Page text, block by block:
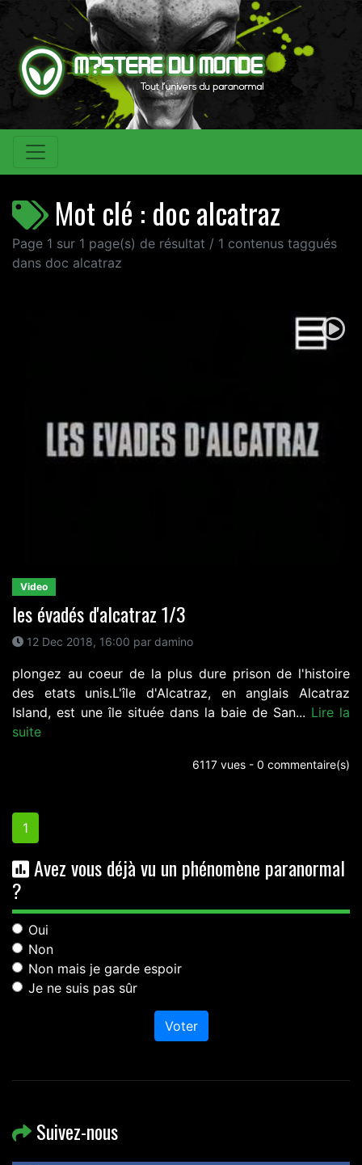
Mot clé : doc alcatraz
Page 1 sur 1 page(s) de résultat / 1 contenus taggués
dans doc alcatraz
Video
les évadés d'alcatraz 1/3
12 Dec 2018, 16:00 par damino
plongez au coeur de la plus dure prison de l'histoire
des etats unis.L'île d'Alcatraz, en anglais Alcatraz
Island, est une île située dans la baie de San... Lire la
suite
6117 vues - 0 commentaire(s)
1
Avez vous déjà vu un phénomène paranormal
?
Oui
Non
Non mais je garde espoir
Je ne suis pas sûr
Voter
Suivez-nous